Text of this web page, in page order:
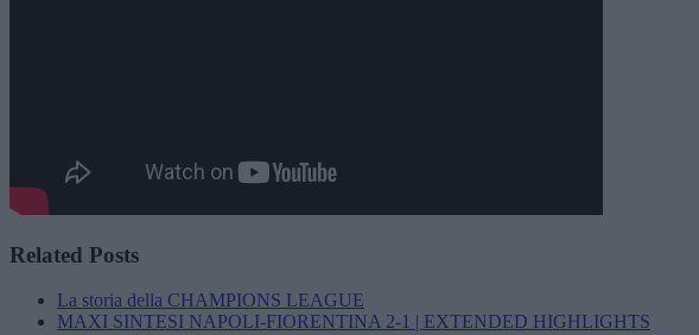
Related Posts
La storia della CHAMPIONS LEAGUE
MAXI SINTESI NAPOLI-FIORENTINA 2-1 | EXTENDED HIGHLIGHTS